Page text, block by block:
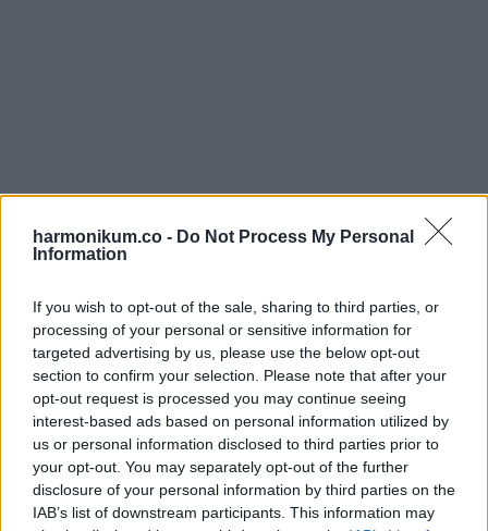
harmonikum.co - Do Not Process My Personal
Information
If you wish to opt-out of the sale, sharing to third parties, or
processing of your personal or sensitive information for
targeted advertising by us, please use the below opt-out
section to confirm your selection. Please note that after your
opt-out request is processed you may continue seeing
interest-based ads based on personal information utilized by
us or personal information disclosed to third parties prior to
your opt-out. You may separately opt-out of the further
disclosure of your personal information by third parties on the
IAB’s list of downstream participants. This information may
aggodalmuk nem tartott sokáig. Austin azóta több
állásajánlatot is kapott. Emellett a család barátai létrehoztak
egy
GoFundMe oldalt
, hogy a segíteni vágyók adományokat
adományozhassanak a családnak.